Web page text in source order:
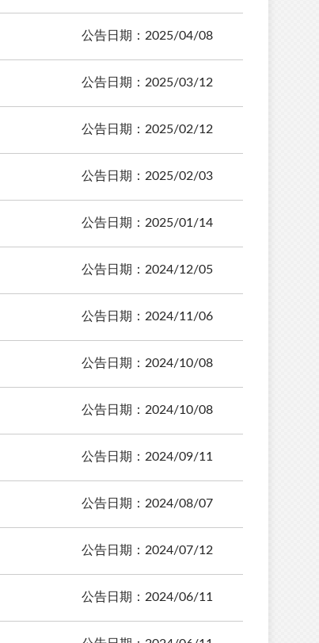
公告日期：2025/04/08
公告日期：2025/03/12
公告日期：2025/02/12
公告日期：2025/02/03
公告日期：2025/01/14
公告日期：2024/12/05
公告日期：2024/11/06
公告日期：2024/10/08
公告日期：2024/10/08
公告日期：2024/09/11
公告日期：2024/08/07
公告日期：2024/07/12
公告日期：2024/06/11